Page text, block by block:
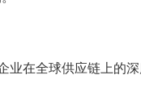
业在全球供应链上的